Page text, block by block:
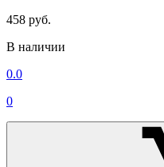
458 руб.
В наличии
0.0
0